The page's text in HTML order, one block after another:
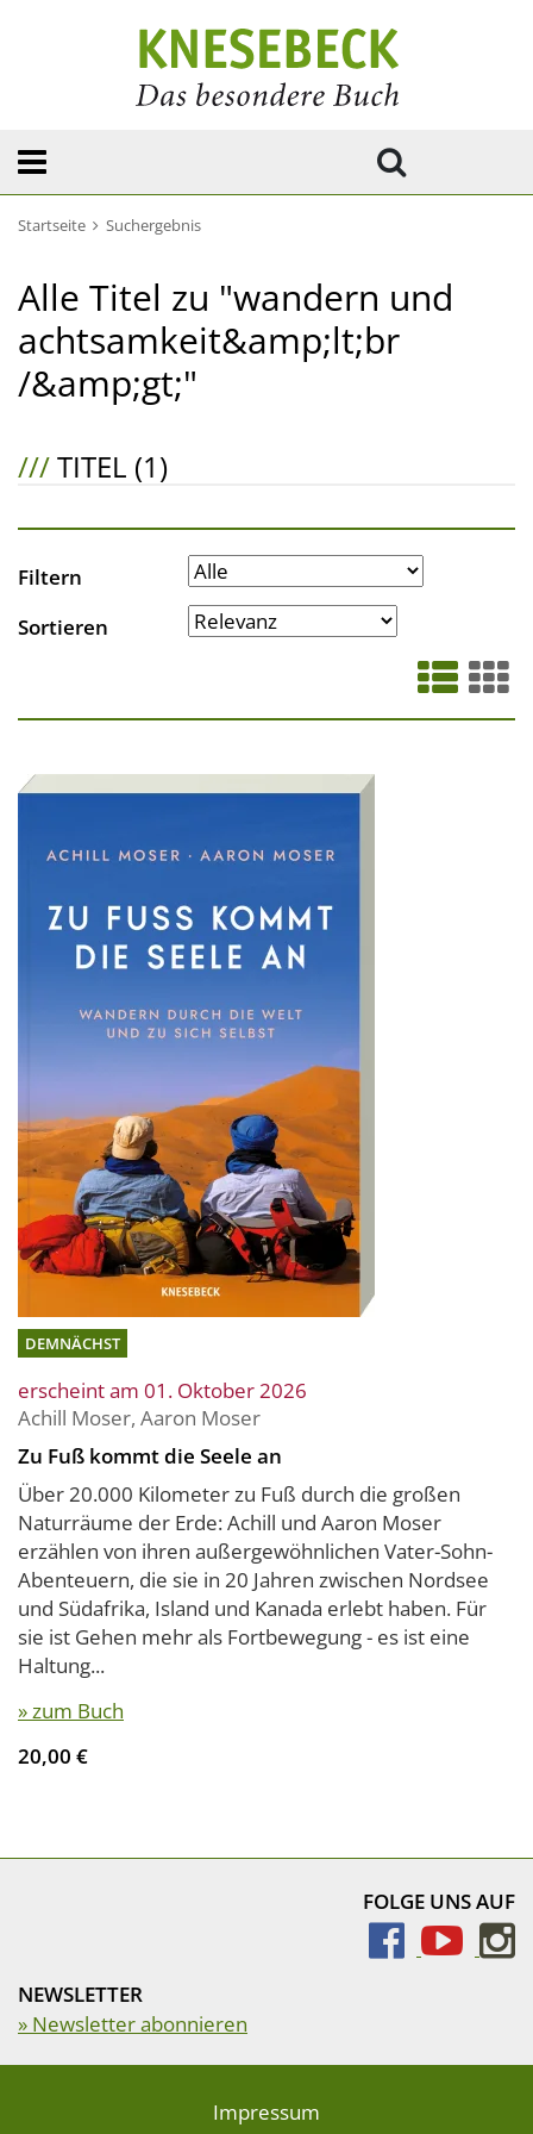
Startseite Suchergebnis
Alle Titel zu "wandern und
achtsamkeit&amp;lt;br
/&amp;gt;"
///TITEL (1)
Filtern
Sortieren
DEMNÄCHST
erscheint am 01. Oktober 2026
Achill Moser, Aaron Moser
Zu Fuß kommt die Seele an
Über 20.000 Kilometer zu Fuß durch die großen
Naturräume der Erde: Achill und Aaron Moser
erzählen von ihren außergewöhnlichen Vater-Sohn-
Abenteuern, die sie in 20 Jahren zwischen Nordsee
und Südafrika, Island und Kanada erlebt haben. Für
sie ist Gehen mehr als Fortbewegung - es ist eine
Haltung...
» zum Buch
20,00 €
FOLGE UNS AUF
NEWSLETTER
» Newsletter abonnieren
Impressum